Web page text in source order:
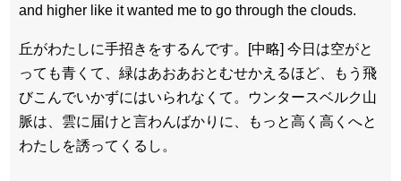
and higher like it wanted me to go through the clouds.
丘がわたしに手招きをするんです。[中略] 今日は空がと
っても青くて、緑はあおあおとむせかえるほど、もう飛
びこんでいかずにはいられなくて。ウンタースベルク山
脈は、雲に届けと言わんばかりに、もっと高く高くへと
わたしを誘ってくるし。